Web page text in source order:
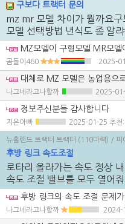
구보다 트랙터 문의
mz mr 모델 차이가 뭘까요
모델 선택방법 년식도 좀 알
MZ모델이 구형모델 MR모델이 신형모델이라고 쉽게 생각하면 됩니다 사용하
곰돌이460 2025-
대체로 MZ 모델은 농업용으로 많이쓰고, MR이 MZ 업그레이드 버전이죠(조작시스템이나 엔진내구성 등) 3천 미만 모델을 찾
나그네라고나할까 2025-
정보주신분들 감사합니다
지은아빠 2025-01-25 추천
뉴홀랜드 트랙터 트랙터 (110마력) / 피
후방 링크 속도조절
로타리 올라가는 속도 정상
속도 조절 밸브를 모두 열어
후방 링크의 속도 조절 문제가 발생하고 있군요. 로타리가 정상적으로 올라가는 반면 내려가는 속도가 느린 경우, 몇 가지 점검해볼 사항이 있습니다: 유압 오일 상태: 유압 오일의 양과 상태를 확인해 보세요. 오일이 부족하거나 오염되었을 경우, 유압 성능에 영향을 줄 수 있습니다. 속도 조절 밸브: 의자 밑의 속도 조절 밸브를 열어도 효과가 없다면, 해당 밸브가 고장났거나 막혔을 가능성이 있습니다. 밸브를 점검하고 필요시 교체해야 할 수 있습니다. 유
나그네라고나할까 2024-